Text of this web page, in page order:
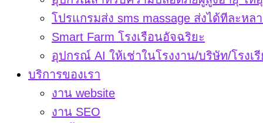
โปรแกรมส่ง sms massage ส่งได้ทีละหล
Smart Farm โรงเรือนอัจฉริยะ
อุปกรณ์ AI ให้เช่าในโรงงาน/บริษัท/โรงเ
บริการของเรา
งาน website
งาน SEO